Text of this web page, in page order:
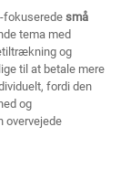
fokuserede små
tema med
og
til at betale mere
fordi den
og
overvejede